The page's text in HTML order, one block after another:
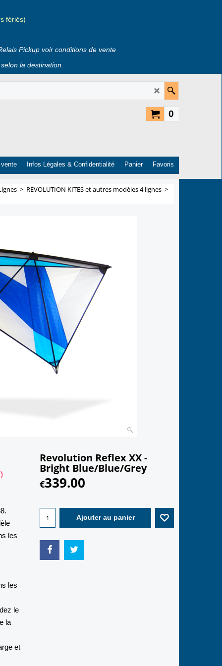
fériés)
Pickup voir conditions de vente
la destination.
0
Infos Légales & Confidentialité Panier Favoris
> REVOLUTION KITES et autres modèles 4 lignes >
Revolution Reflex XX -
Bright Blue/Blue/Grey
€339.00
Ajouter au panier
les
les
le
la
et